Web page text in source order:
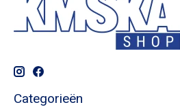
Categorieën